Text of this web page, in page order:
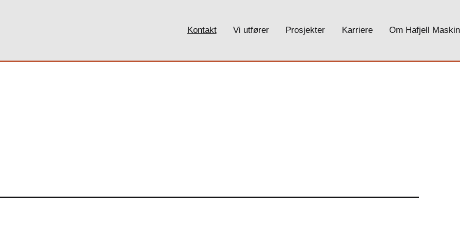
Kontakt Vi utfører Prosjekter Karriere Om Hafjell Maskin